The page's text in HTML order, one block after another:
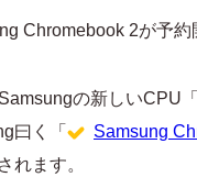
Chromebook 2が予約
の新しいCPU
曰く「
Samsung
れます。